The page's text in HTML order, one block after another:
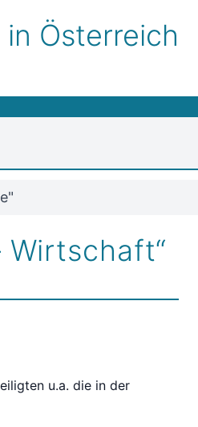
Österreich
u.a. die in der